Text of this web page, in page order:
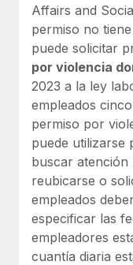
Affairs and
permiso no
puede solicitar
por violencia
2023 a la ley
empleados
permiso por
puede utilizarse
buscar atención
reubicarse o
empleados
especificar las
empleadores
cuantía diaria